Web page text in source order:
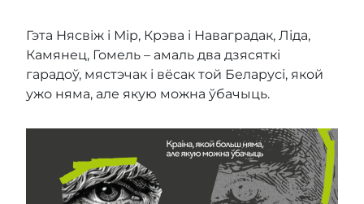
Гэта Нясвіж і Мір, Крэва і Наваградак, Ліда,
Камянец, Гомель – амаль два дзясяткі
гарадоў, мястэчак і вёсак той Беларусі, якой
ужо няма, але якую можна ўбачыць.